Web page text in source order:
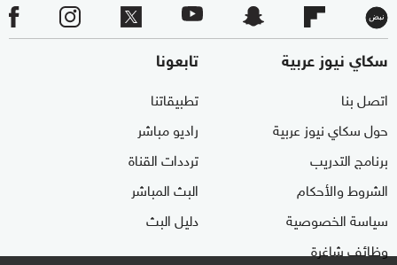
سكاي نيوز عربية
اتصل بنا
حول سكاي نيوز عربية
برنامج التدريب
الشروط والأحكام
سياسة الخصوصية
وظائف شاغرة
تابعونا
تطبيقاتنا
راديو مباشر
ترددات القناة
البث المباشر
دليل البث